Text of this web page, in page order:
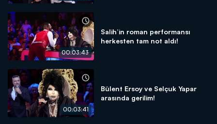
00:03:43
Salih’in roman performansı
herkesten tam not aldı!
00:03:41
Bülent Ersoy ve Selçuk Yapar
arasında gerilim!